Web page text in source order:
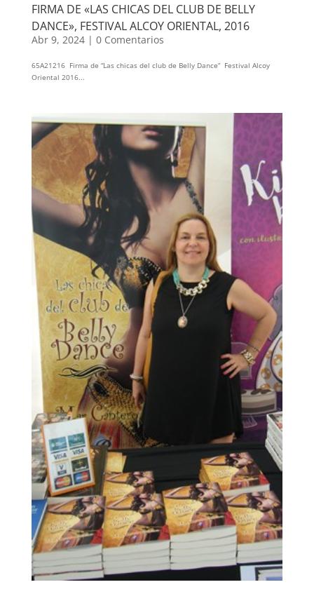
FIRMA DE «LAS CHICAS DEL CLUB DE BELLY
DANCE», FESTIVAL ALCOY ORIENTAL, 2016
Abr 9, 2024| 0 Comentarios
65A21216 Firma de “Las chicas del club de Belly Dance” Festival Alcoy
Oriental 2016...